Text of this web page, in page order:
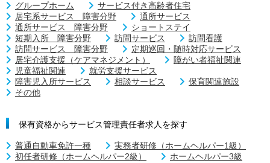
グループホーム
サービス付き高齢者住宅
居宅系サービス 障害分野
通所サービス
通所サービス 障害分野
ショートステイ
短期入所 障害分野
訪問サービス
訪問看護
訪問サービス 障害分野
定期巡回・随時対応サービス
居宅介護支援（ケアマネジメント）
障がい者福祉関連
児童福祉関連
就労支援サービス
障害児入所サービス
相談サービス
保育関連施設
その他
保有資格からサービス管理責任者求人を探す
普通自動車免許一種
実務者研修（ホームヘルパー1級）
初任者研修（ホームヘルパー2級）
ホームヘルパー3級